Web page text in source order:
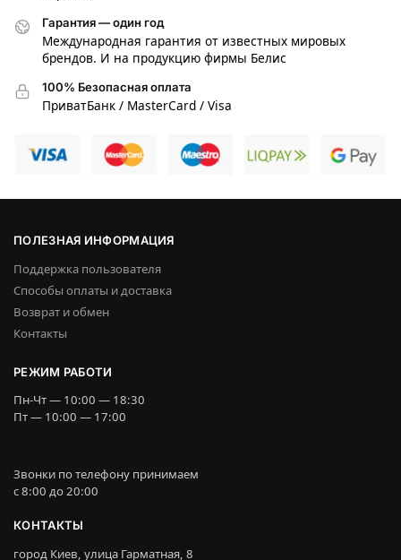
Гарантия — один год
Международная гарантия от известных мировых
брендов. И на продукцию фирмы Белис
100% Безопасная оплата
ПриватБанк / MasterCard / Visa
ПОЛЕЗНАЯ ИНФОРМАЦИЯ
Поддержка пользователя
Способы оплаты и доставка
Возврат и обмен
Контакты
РЕЖИМ РАБОТИ
Пн-Чт — 10:00 — 18:30
Пт — 10:00 — 17:00
Звонки по телефону принимаем
c 8:00 до 20:00
КОНТАКТЫ
город Киев, улица Гарматная, 8